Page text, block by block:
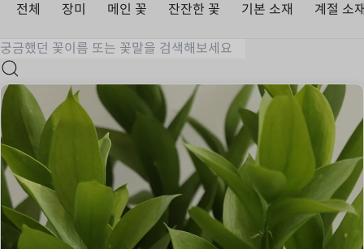
전체 장미 메인 꽃 잔잔한 꽃 기본 소재 계절 소